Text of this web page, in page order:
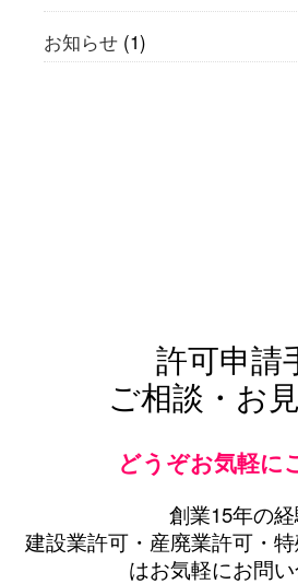
お知らせ (1)
許可申請
ご相談・お
どうぞお気軽に
創業15年の経
建設業許可・産廃業許可・
はお気軽にお問い